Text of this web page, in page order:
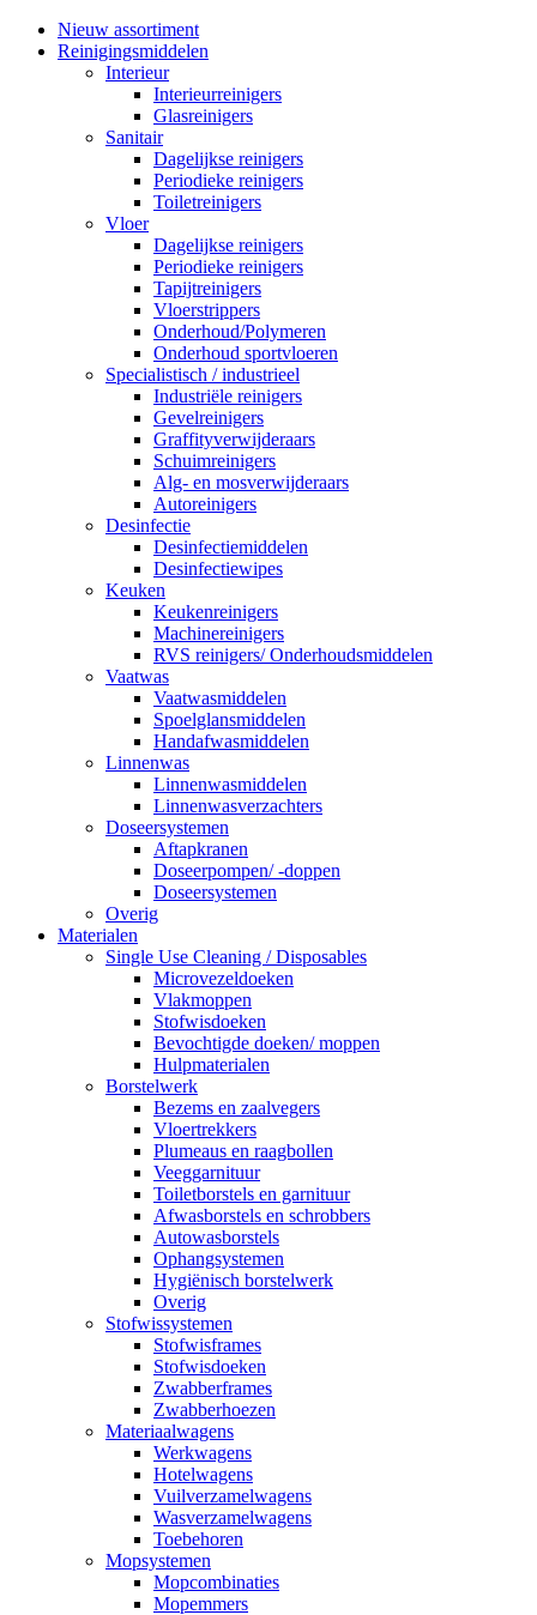
Nieuw assortiment
Reinigingsmiddelen
Interieur
Interieurreinigers
Glasreinigers
Sanitair
Dagelijkse reinigers
Periodieke reinigers
Toiletreinigers
Vloer
Dagelijkse reinigers
Periodieke reinigers
Tapijtreinigers
Vloerstrippers
Onderhoud/Polymeren
Onderhoud sportvloeren
Specialistisch / industrieel
Industriële reinigers
Gevelreinigers
Graffityverwijderaars
Schuimreinigers
Alg- en mosverwijderaars
Autoreinigers
Desinfectie
Desinfectiemiddelen
Desinfectiewipes
Keuken
Keukenreinigers
Machinereinigers
RVS reinigers/ Onderhoudsmiddelen
Vaatwas
Vaatwasmiddelen
Spoelglansmiddelen
Handafwasmiddelen
Linnenwas
Linnenwasmiddelen
Linnenwasverzachters
Doseersystemen
Aftapkranen
Doseerpompen/ -doppen
Doseersystemen
Overig
Materialen
Single Use Cleaning / Disposables
Microvezeldoeken
Vlakmoppen
Stofwisdoeken
Bevochtigde doeken/ moppen
Hulpmaterialen
Borstelwerk
Bezems en zaalvegers
Vloertrekkers
Plumeaus en raagbollen
Veeggarnituur
Toiletborstels en garnituur
Afwasborstels en schrobbers
Autowasborstels
Ophangsystemen
Hygiënisch borstelwerk
Overig
Stofwissystemen
Stofwisframes
Stofwisdoeken
Zwabberframes
Zwabberhoezen
Materiaalwagens
Werkwagens
Hotelwagens
Vuilverzamelwagens
Wasverzamelwagens
Toebehoren
Mopsystemen
Mopcombinaties
Mopemmers